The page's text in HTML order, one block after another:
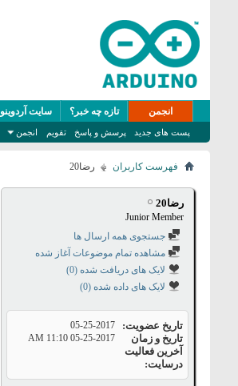
انجمن
پست های جدید پرسش و پاسخ تقویم انجمن
تازه چه خبر؟ سایت آردوینو
فهرست کاربران رضا20
رضا20
Junior Member
جستجوی همه ارسال ها
مشاهده تمام موضوعات آغاز شده
لایک های دریافت شده (0)
لایک های داده شده (0)
تاریخ عضویت 05-25-2017
تاریخ و زمان
آخرین فعالیت
درسایت
05-25-2017
11:10 AM